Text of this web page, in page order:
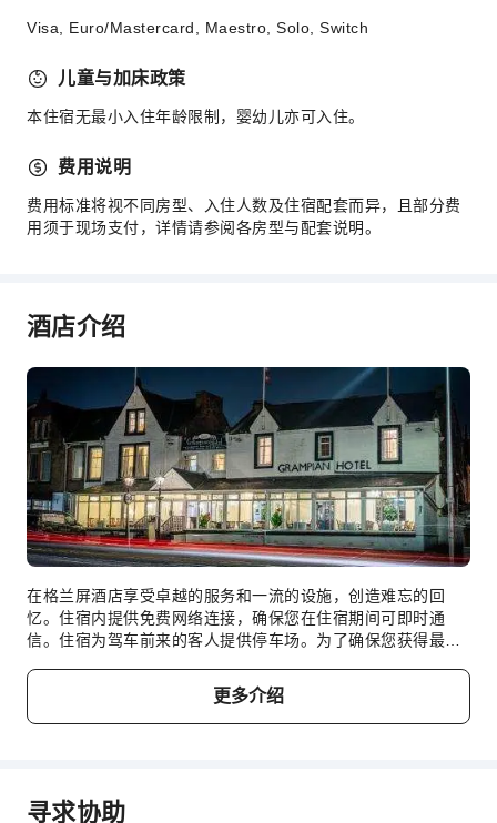
Visa, Euro/Mastercard, Maestro, Solo, Switch
儿童与加床政策
本住宿无最小入住年龄限制，婴幼儿亦可入住。
费用说明
费用标准将视不同房型、入住人数及住宿配套而异，且部分费
用须于现场支付，详情请参阅各房型与配套说明。
酒店介绍
在格兰屏酒店享受卓越的服务和一流的设施，创造难忘的回
忆。住宿内提供免费网络连接，确保您在住宿期间可即时通
信。住宿为驾车前来的客人提供停车场。为了确保您获得最大
品，为您营造愉快的入住体验。 为了提升住宿体验，部分客房
提供空调或寝具用品，以提升您的住宿体验。在部分客房，客
人可以享受室内视频流媒体、每日报纸或电视带来的乐趣。 住
袍、毛巾或吹风机。 以理想的方式开启您的假期体验。每天早
晨，您均可在住宿内享用早餐。住宿提供各种美味的餐点选
更多介绍
寻求协助